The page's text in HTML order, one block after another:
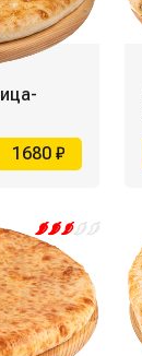
1680 ₽